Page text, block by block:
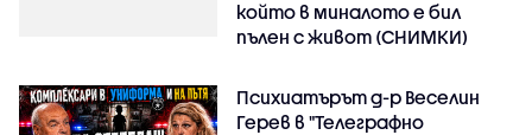
който в миналото е бил
пълен с живот (СНИМКИ)
Психиатърът д-р Веселин
Герев в "Телеграфно